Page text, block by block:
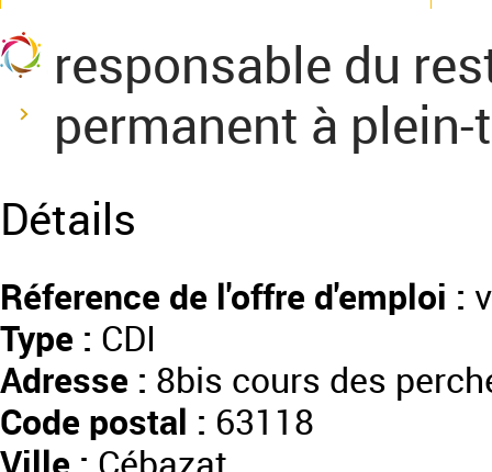
responsable du
permanent à
Détails
Réference de l'offre d'emploi :
Type : CDI
Adresse : 8bis cours des
Code postal : 63118